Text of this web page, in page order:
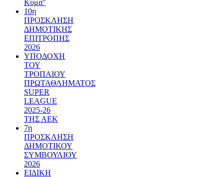
Κύμα"
10η
ΠΡΟΣΚΛΗΣΗ
ΔΗΜΟΤΙΚΗΣ
ΕΠΙΤΡΟΠΗΣ
2026
ΥΠΟΔΟΧΗ
ΤΟΥ
ΤΡΟΠΑΙΟΥ
ΠΡΩΤΑΘΛΗΜΑΤΟΣ
SUPER
LEAGUE
2025-26
ΤΗΣ ΑΕΚ
7η
ΠΡΟΣΚΛΗΣΗ
ΔΗΜΟΤΙΚΟΥ
ΣΥΜΒΟΥΛΙΟΥ
2026
ΕΙΔΙΚΗ